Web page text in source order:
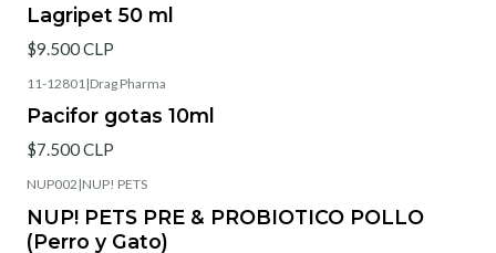
Lagripet 50 ml
$9.500 CLP
11-12801 |Drag Pharma
Pacifor gotas 10ml
$7.500 CLP
NUP002 |NUP! PETS
NUP! PETS PRE & PROBIOTICO POLLO
(Perro y Gato)